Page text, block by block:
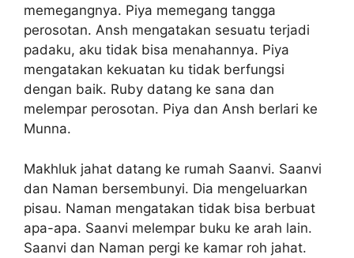
memegangnya. Piya memegang tangga
perosotan. Ansh mengatakan sesuatu terjadi
padaku, aku tidak bisa menahannya. Piya
mengatakan kekuatan ku tidak berfungsi
dengan baik. Ruby datang ke sana dan
melempar perosotan. Piya dan Ansh berlari ke
Munna.
Makhluk jahat datang ke rumah Saanvi. Saanvi
dan Naman bersembunyi. Dia mengeluarkan
pisau. Naman mengatakan tidak bisa berbuat
apa-apa. Saanvi melempar buku ke arah lain.
Saanvi dan Naman pergi ke kamar roh jahat.